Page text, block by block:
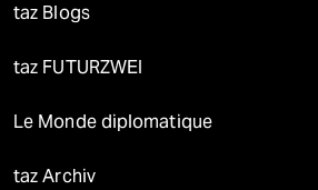
taz Blogs
taz FUTURZWEI
Le Monde diplomatique
taz Archiv